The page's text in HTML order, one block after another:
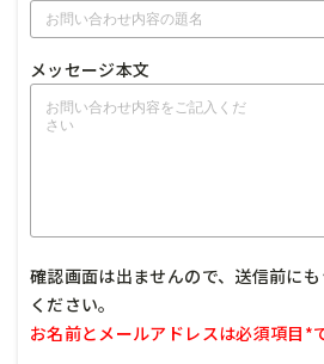
メッセージ本文
確認画面は出ませんので、送信前に
ください。
お名前とメールアドレスは必須項目*で